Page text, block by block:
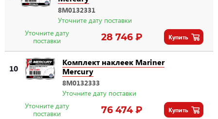
8M0132331
Уточните дату поставки
Уточните дату
поставки
28 746 ₽ Купить
10
Комплект наклеек Mariner
Mercury
8M0132333
Уточните дату поставки
Уточните дату
поставки
76 474 ₽ Купить